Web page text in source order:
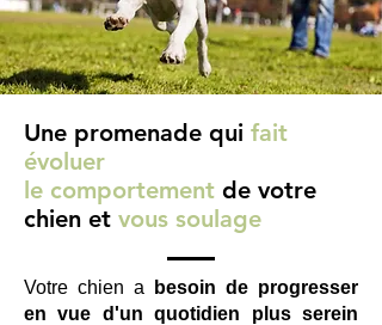
Une promenade qui fait
évoluer
le comportement de votre
chien et vous soulage
Votre chien a
besoin de progresser
en vue d'un quotidien plus serein